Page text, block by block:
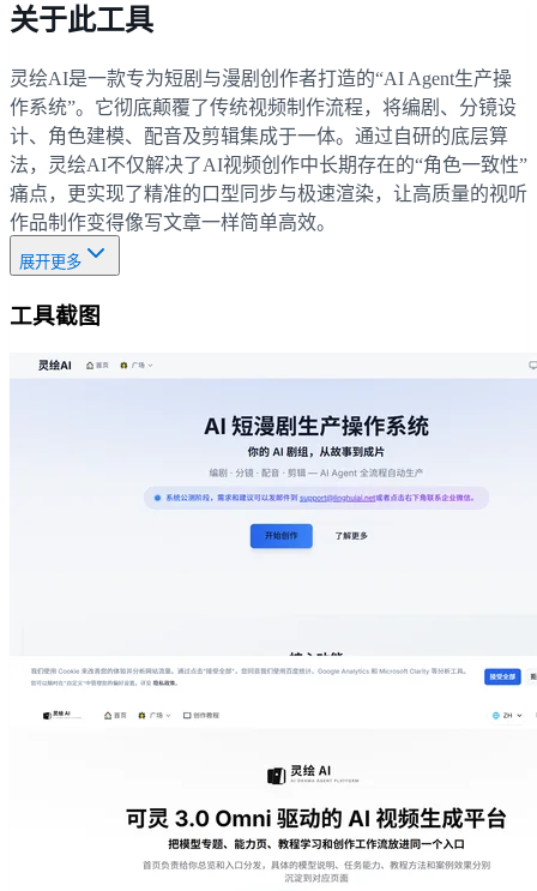
关于此工具
灵绘AI是一款专为短剧与漫剧创作者打造的“AI Agent生产操
作系统”。它彻底颠覆了传统视频制作流程，将编剧、分镜设
计、角色建模、配音及剪辑集成于一体。通过自研的底层算
法，灵绘AI不仅解决了AI视频创作中长期存在的“角色一致性”
痛点，更实现了精准的口型同步与极速渲染，让高质量的视听
作品制作变得像写文章一样简单高效。
展开更多
工具截图